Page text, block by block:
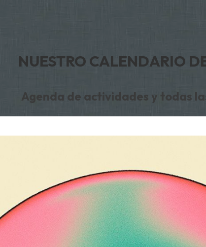
NUESTRO CALENDARIO
Agenda de actividades y todas